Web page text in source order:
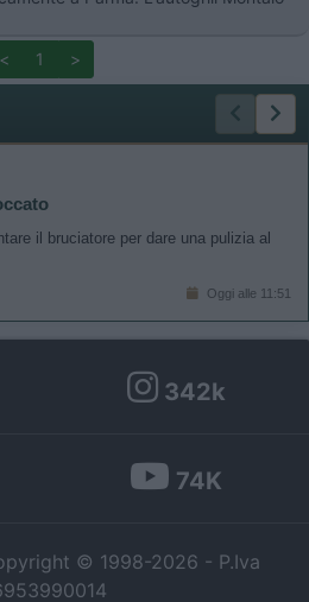
<
1 >
il bruciatore per dare una pulizia al
Oggi alle 11:51
342k
74K
© 1998-2026 - P.Iva